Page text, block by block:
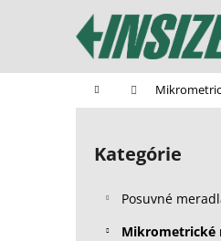
Domov
B
Preskočiť
kategórie
Kategórie
Posuvné
Mikrometrické
í
Späť
do
Späť
do